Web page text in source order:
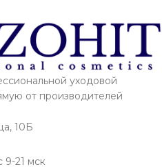
уходовой
от производителей
10Б
9-21 мск